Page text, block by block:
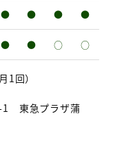
● ● ● ●
● ● ○ ○
回）
1 東急プラザ蒲